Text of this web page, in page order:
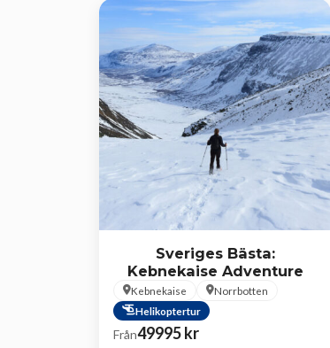
Sveriges Bästa:
Kebnekaise Adventure
Kebnekaise
Norrbotten
Helikoptertur
Från49995kr